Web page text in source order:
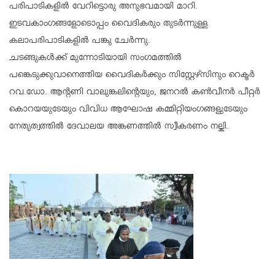
പരിപാടികളിൽ വേറിട്ടൊരു അനുഭവമായി മാറി.
ഇടവകാംഗങ്ങളോടൊപ്പം വൈദികരും തുടർന്നുള്ള
കലാപരിപാടികളിൽ പങ്കു ചേർന്നു.
ചടങ്ങുകൾക്ക് മുന്നോടിയായി സംഗമത്തിൽ
പങ്കെടുക്കുവാനെത്തിയ വൈദികർക്കും സിസ്റ്റേഴ്സിനും റെക്ടർ
റവ.ഡോ. ആന്റണി വാലുങ്കലിന്റെയും, ജനറൽ കൺവീനർ പീറ്റർ
കൊറയയുടേയും വിവിധ ആഘോഷ കമ്മിറ്റിയംഗങ്ങളുടേയും
നേതൃത്വത്തിൽ ദേവാലയ അങ്കണത്തിൽ സ്വീകരണം നല്കി.